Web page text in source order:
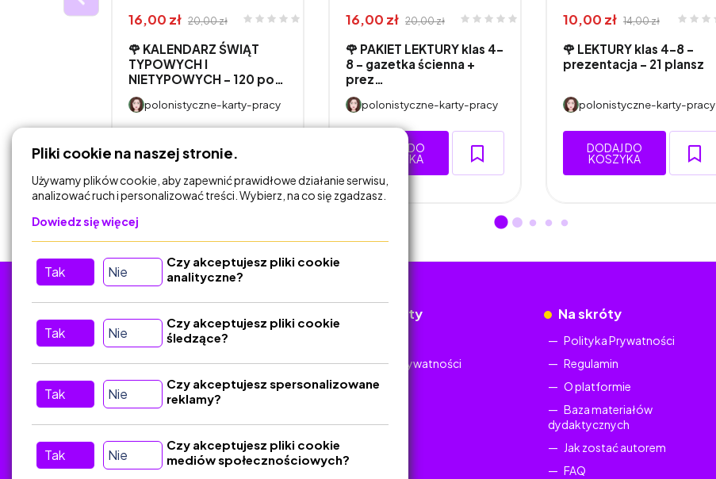
16,00 zł 20,00 zł
🌹 KALENDARZ ŚWIĄT
TYPOWYCH I
NIETYPOWYCH – 120 po…
polonistyczne-karty-pracy
DODAJ DO
KOSZYKA
16,00 zł 20,00 zł
🌹 PAKIET LEKTURY klas 4–
8 – gazetka ścienna +
prez…
polonistyczne-karty-pracy
DODAJ DO
KOSZYKA
10,00 zł 14,00 zł
🌹 LEKTURY klas 4–8 -
prezentacja - 21 plansz
polonistyczne-karty-pracy
DODAJ DO
KOSZYKA
Kontakt
Dokumenty
Polityka Prywatności
Na skróty
Polityka Prywatności
Regulamin
O platformie
Baza materiałów
dydaktycznych
Jak zostać autorem
FAQ
Pliki cookie na naszej stronie.
Używamy plików cookie, aby zapewnić prawidłowe działanie serwisu,
analizować ruch i personalizować treści. Wybierz, na co się zgadzasz.
Dowiedz się więcej
Tak Nie
Czy akceptujesz pliki cookie
analityczne?
Tak Nie
Czy akceptujesz pliki cookie
śledzące?
Tak Nie
Czy akceptujesz spersonalizowane
reklamy?
Tak Nie
Czy akceptujesz pliki cookie
mediów społecznościowych?